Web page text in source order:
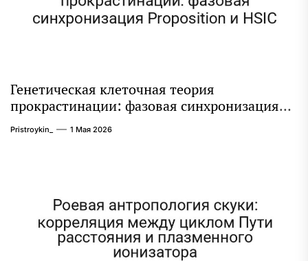
Генетическая клеточная теория
прокрастинации: фазовая синхронизация
Proposition и HSIC
Pristroykin_ 1 Мая 2026